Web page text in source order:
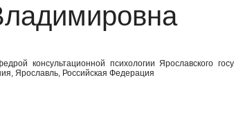
консультационной психологии Ярославского
Ярославль, Российская Федерация